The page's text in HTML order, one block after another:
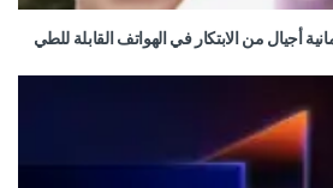
أجيال من الابتكار في الهواتف القابلة للطي